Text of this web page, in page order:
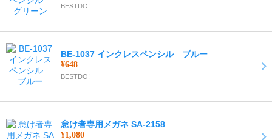
BESTDO!
BE-1037 インクレスペンシル ブルー
¥648
BESTDO!
怠け者専用メガネ SA-2158
¥1,080